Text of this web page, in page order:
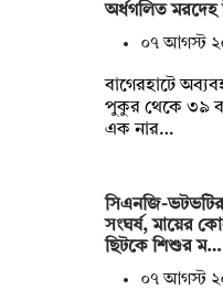
অর্ধগলিত মরদেহ
০৭ আগস্ট
বাগেরহাটে
পুকুর থেকে ৩৯
এক নার…
সিএনজি-
সংঘর্ষ, মায়ের
ছিটকে শিশুর ম…
০৭ আগস্ট